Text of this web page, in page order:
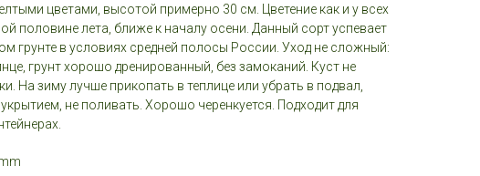
цветами, высотой примерно 30 см. Цветение как и у всех
половине лета, ближе к началу осени. Данный сорт успевает
грунте в условиях средней полосы России. Уход не сложный:
грунт хорошо дренированный, без замоканий. Куст не
На зиму лучше прикопать в теплице или убрать в подвал,
не поливать. Хорошо черенкуется. Подходит для